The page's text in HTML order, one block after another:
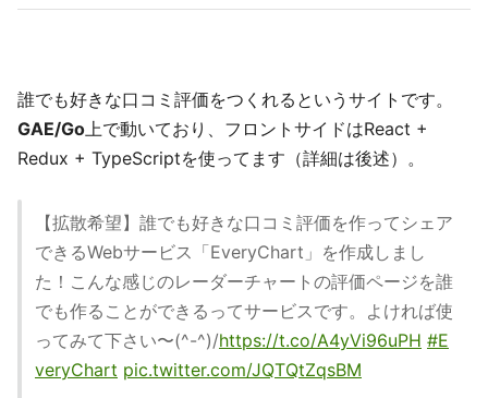
誰でも好きな口コミ評価をつくれるというサイトです。
GAE/Go上で動いており、フロントサイドはReact +
Redux + TypeScriptを使ってます（詳細は後述）。
【拡散希望】誰でも好きな口コミ評価を作ってシェア
できるWebサービス「EveryChart」を作成しまし
た！こんな感じのレーダーチャートの評価ページを誰
でも作ることができるってサービスです。よければ使
ってみて下さい〜(^-^)/https://t.co/A4yVi96uPH #E
veryChart pic.twitter.com/JQTQtZqsBM